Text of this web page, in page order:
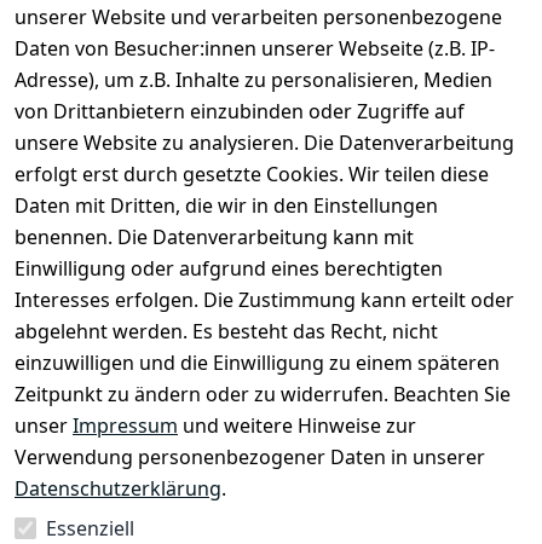
unserer Website und verarbeiten personenbezogene
Daten von Besucher:innen unserer Webseite (z.B. IP-
Adresse), um z.B. Inhalte zu personalisieren, Medien
von Drittanbietern einzubinden oder Zugriffe auf
unsere Website zu analysieren. Die Datenverarbeitung
erfolgt erst durch gesetzte Cookies. Wir teilen diese
Daten mit Dritten, die wir in den Einstellungen
benennen. Die Datenverarbeitung kann mit
Einwilligung oder aufgrund eines berechtigten
Interesses erfolgen. Die Zustimmung kann erteilt oder
abgelehnt werden. Es besteht das Recht, nicht
einzuwilligen und die Einwilligung zu einem späteren
Zeitpunkt zu ändern oder zu widerrufen. Beachten Sie
unserImpressum und weitere Hinweise zur
Verwendung personenbezogener Daten in unserer
Datenschutzerklärung.
Essenziell
Rechtliches
Impressum
Datenschutze
rklärung
Barrierefreihe
itserklärung
Widerrufsrec
ht
Services
Registrieren